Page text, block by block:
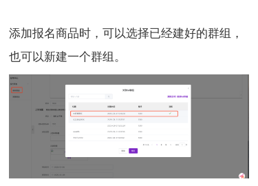
添加报名商品时，可以选择已经建好的群组，
也可以新建一个群组。